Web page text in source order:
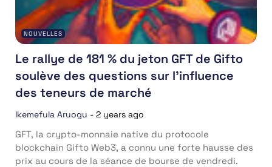
NOUVELLES
Le rallye de 181 % du jeton GFT de Gifto
soulève des questions sur l’influence
des teneurs de marché
Ikemefula Aruogu - 2 years ago
GFT, la crypto-monnaie native du protocole
blockchain Gifto Web3, a connu une forte hausse des
prix au cours de la séance de bourse de vendredi.